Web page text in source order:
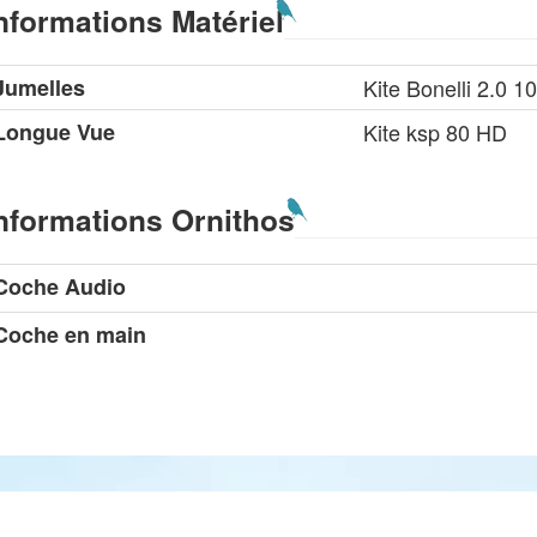
Matériel
Kite Bonelli 2.0
Vue
Kite ksp 80 HD
Ornithos
Audio
en main